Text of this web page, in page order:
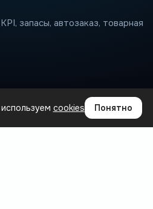
запасы, автозаказ, товарная
cookies Понятно